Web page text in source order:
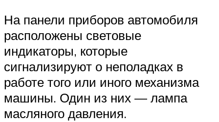
На панели приборов автомобиля
расположены световые
индикаторы, которые
сигнализируют о неполадках в
работе того или иного механизма
машины. Один из них — лампа
масляного давления.